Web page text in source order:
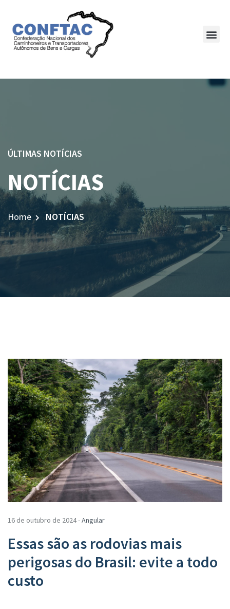
ÚLTIMAS NOTÍCIAS
NOTÍCIAS
Home NOTÍCIAS
16 de outubro de 2024 -Angular
Essas são as rodovias mais
perigosas do Brasil: evite a todo
custo